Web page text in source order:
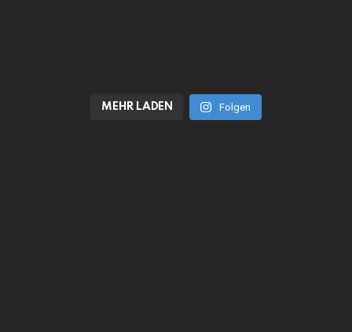
MEHR LADEN Folgen